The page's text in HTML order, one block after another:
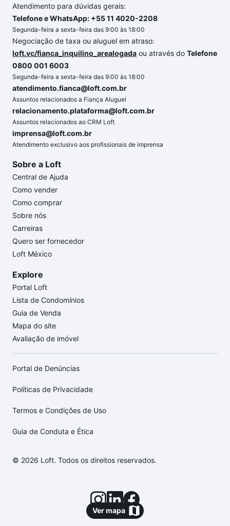
Ver mapa
Atendimento para dúvidas gerais:
Telefone e WhatsApp: +55 11 4020-2208
Segunda-feira a sexta-feira das 9:00 às 18:00
Negociação de taxa ou aluguel em atraso:
loft.vc/fianca_inquilino_arealogada ou através do Telefone
0800 001 6003
Segunda-feira a sexta-feira das 9:00 às 18:00
atendimento.fianca@loft.com.br
Assuntos relacionados a Fiança Aluguel
relacionamento.plataforma@loft.com.br
Assuntos relacionados ao CRM Loft
imprensa@loft.com.br
Atendimento exclusivo aos profissionais de imprensa
Sobre a Loft
Central de Ajuda
Como vender
Como comprar
Sobre nós
Carreiras
Quero ser fornecedor
Loft México
Explore
Portal Loft
Lista de Condomínios
Guia de Venda
Mapa do site
Avaliação de imóvel
Portal de Denúncias
Políticas de Privacidade
Termos e Condições de Uso
Guia de Conduta e Ética
© 2026 Loft. Todos os direitos reservados.